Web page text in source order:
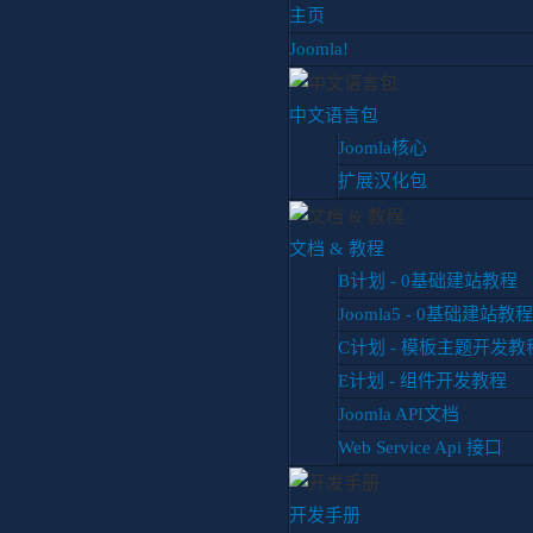
主页
Joomla!
中文语言包
Joomla核心
扩展汉化包
文档 & 教程
B计划 - 0基础建站教程
Joomla5 - 0基础建站教程
C计划 - 模板主题开发教
E计划 - 组件开发教程
Joomla API文档
Web Service Api 接口
开发手册
免费
JOOMLA它是一款免费